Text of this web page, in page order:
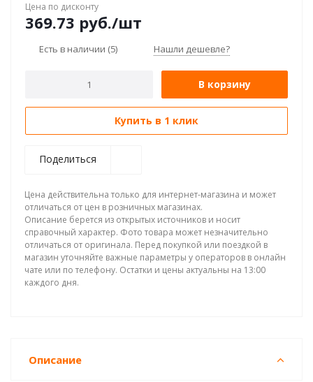
Цена по дисконту
369.73 руб./шт
Есть в наличии (5) Нашли дешевле?
В корзину
Купить в 1 клик
Поделиться
Цена действительна только для интернет-магазина и может
отличаться от цен в розничных магазинах.
Описание берется из открытых источников и носит
справочный характер. Фото товара может незначительно
отличаться от оригинала. Перед покупкой или поездкой в
магазин уточняйте важные параметры у операторов в онлайн
чате или по телефону. Остатки и цены актуальны на 13:00
каждого дня.
Описание